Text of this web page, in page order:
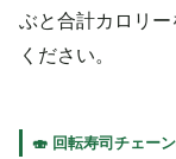
ぶと合計カロリ
ください。
🍣 回転寿司チェー